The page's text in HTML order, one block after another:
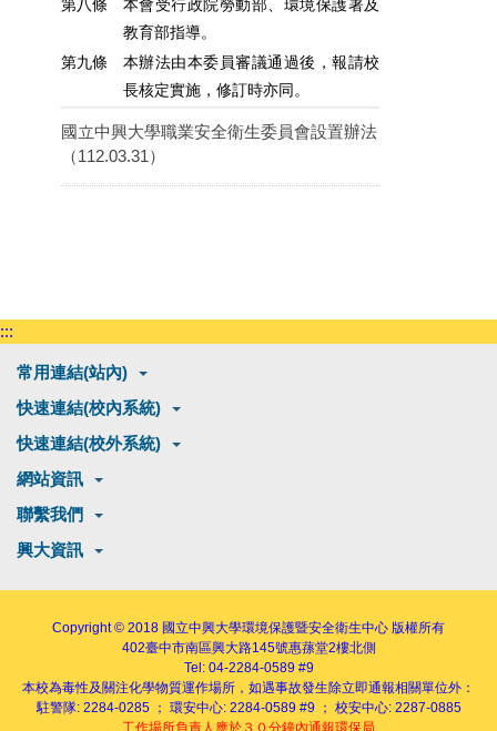
第八條 本會受行政院勞動部、環境保護署及
教育部指導。
第九條 本辦法由本委員審議通過後，報請校
長核定實施，修訂時亦同。
國立中興大學職業安全衛生委員會設置辦法
（112.03.31）
:::
常用連結(站內)
快速連結(校內系統)
快速連結(校外系統)
網站資訊
聯繫我們
興大資訊
Copyright © 2018 國立中興大學環境保護暨安全衛生中心 版權所有
402臺中市南區興大路145號惠蓀堂2樓北側
Tel: 04-2284-0589 #9
本校為毒性及關注化學物質運作場所，如遇事故發生除立即通報相關單位外：
駐警隊: 2284-0285 ； 環安中心: 2284-0589 #9 ； 校安中心: 2287-0885
工作場所負責人應於３０分鐘內通報環保局